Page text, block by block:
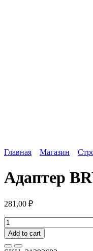
Главная Магазин
Адаптер
281,00 ₽
Адаптер
BRYZA
110/90
мм,
Add to cart